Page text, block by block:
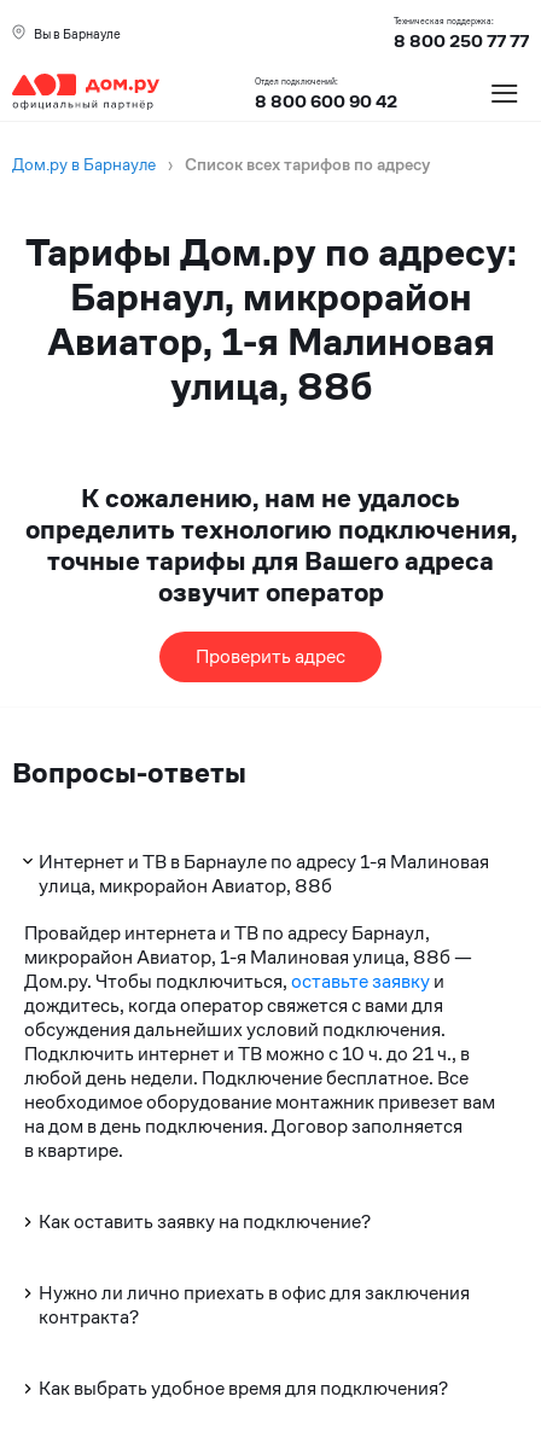
Вы в Барнауле
Техническая поддержка:
8 800 250 77 77
Отдел подключений:
8 800 600 90 42 ≡
Дом.ру в Барнауле › Список всех тарифов по адресу
Тарифы Дом.ру по адресу:
Барнаул, микрорайон
Авиатор, 1-я Малиновая
улица, 88б
К сожалению, нам не удалось
определить технологию подключения,
точные тарифы для Вашего адреса
озвучит оператор
Проверить адрес
Вопросы-ответы
Интернет и ТВ в Барнауле по адресу 1-я Малиновая
улица, микрорайон Авиатор, 88б
Провайдер интернета и ТВ по адресу Барнаул,
микрорайон Авиатор, 1-я Малиновая улица, 88б —
Дом.ру. Чтобы подключиться,оставьте заявкуи
дождитесь, когда оператор свяжется с вами для
обсуждения дальнейших условий подключения.
Подключить интернет и ТВ можно с 10 ч. до 21 ч., в
любой день недели. Подключение бесплатное. Все
необходимое оборудование монтажник привезет вам
на дом в день подключения. Договор заполняется
в квартире.
Как оставить заявку на подключение?
Нужно ли лично приехать в офис для заключения
контракта?
Как выбрать удобное время для подключения?